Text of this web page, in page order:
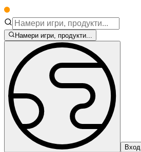
Намери игри, продукти...
Вход